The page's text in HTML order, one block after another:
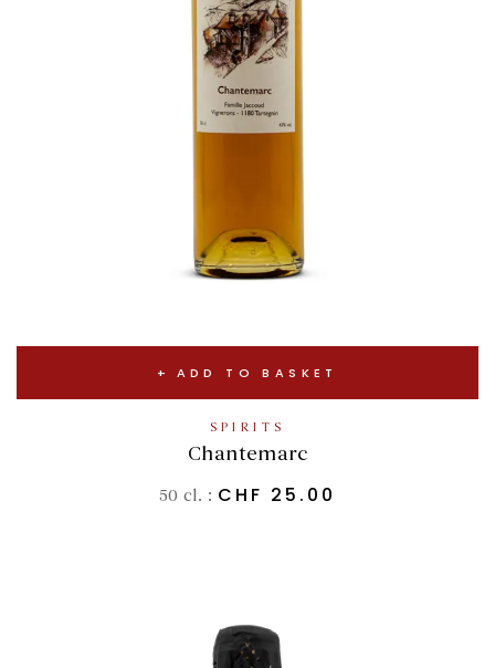
ADD TO BASKET
SPIRITS
Chantemarc
50 cl. : CHF 25.00